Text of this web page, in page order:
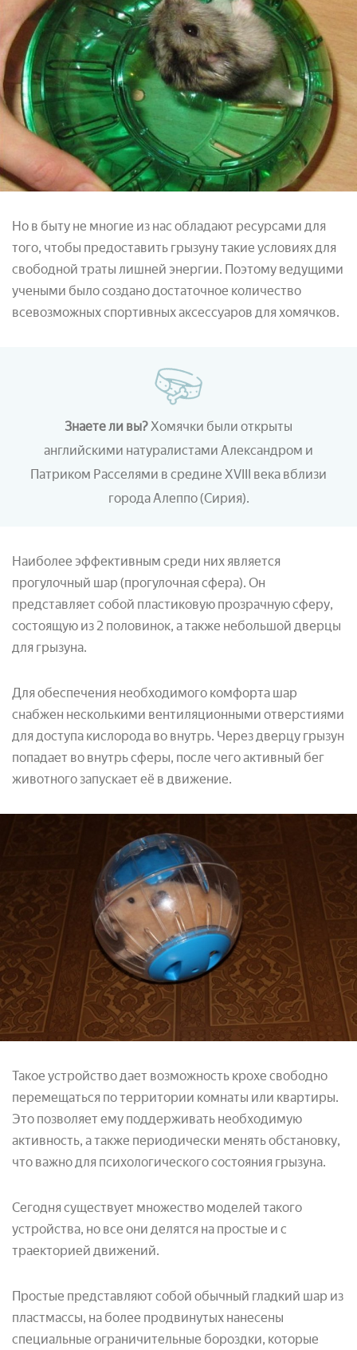
Но в быту не многие из нас обладают ресурсами для
того, чтобы предоставить грызуну такие условиях для
свободной траты лишней энергии. Поэтому ведущими
учеными было создано достаточное количество
всевозможных спортивных аксессуаров для хомячков.
Знаете ли вы?Хомячки были открыты
английскими натуралистами Александром и
Патриком Расселями в средине XVIII века вблизи
города Алеппо(Сирия).
Наиболее эффективным среди них является
прогулочный шар (прогулочная сфера). Он
представляет собой пластиковую прозрачную сферу,
состоящую из 2 половинок, а также небольшой дверцы
для грызуна.
Для обеспечения необходимого комфорта шар
снабжен несколькими вентиляционными отверстиями
для доступа кислорода во внутрь. Через дверцу грызун
попадает во внутрь сферы, после чего активный бег
животного запускает её в движение.
Такое устройство дает возможность крохе свободно
перемещаться по территории комнаты или квартиры.
Это позволяет ему поддерживать необходимую
активность, а также периодически менять обстановку,
что важно для психологического состояния грызуна.
Сегодня существует множество моделей такого
устройства, но все они делятся на простые и с
траекторией движений.
Простые представляют собой обычный гладкий шар из
пластмассы, на более продвинутых нанесены
специальные ограничительные бороздки, которые